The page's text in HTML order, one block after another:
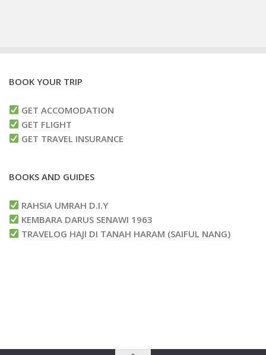
BOOK YOUR TRIP
GET ACCOMODATION
GET FLIGHT
GET TRAVEL INSURANCE
BOOKS AND GUIDES
RAHSIA UMRAH D.I.Y
KEMBARA DARUS SENAWI 1963
TRAVELOG HAJI DI TANAH HARAM (SAIFUL NANG)